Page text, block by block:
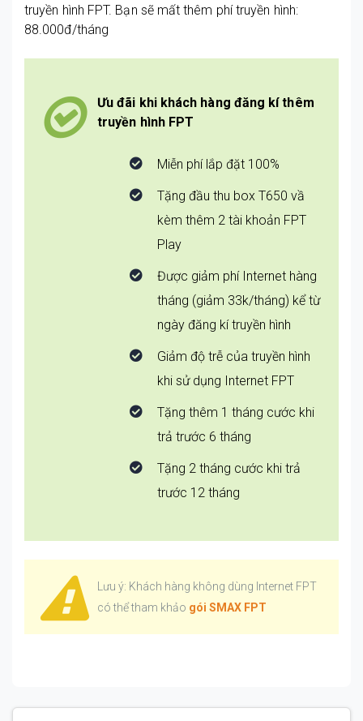
truyền hình FPT. Bạn sẽ mất thêm phí truyền hình:
88.000đ/tháng
Ưu đãi khi khách hàng đăng kí thêm
truyền hình FPT
Miễn phí lắp đặt 100%
Tặng đầu thu box T650 vầ
kèm thêm 2 tài khoản FPT
Play
Được giảm phí Internet hàng
tháng (giảm 33k/tháng) kể từ
ngày đăng kí truyền hình
Giảm độ trễ của truyền hình
khi sử dụng Internet FPT
Tặng thêm 1 tháng cước khi
trả trước 6 tháng
Tặng 2 tháng cước khi trả
trước 12 tháng
Lưu ý: Khách hàng không dùng Internet FPT
có thể tham khảo gói SMAX FPT